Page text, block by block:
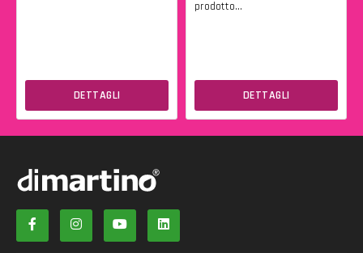
DETTAGLI
prodotto...
DETTAGLI